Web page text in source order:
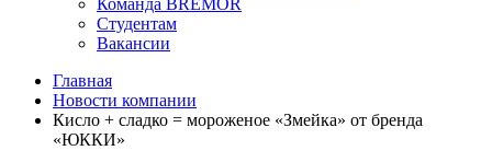
Команда BREMOR
Студентам
Вакансии
Главная
Новости компании
Кисло + сладко = мороженое «Змейка» от бренда
«ЮККИ»